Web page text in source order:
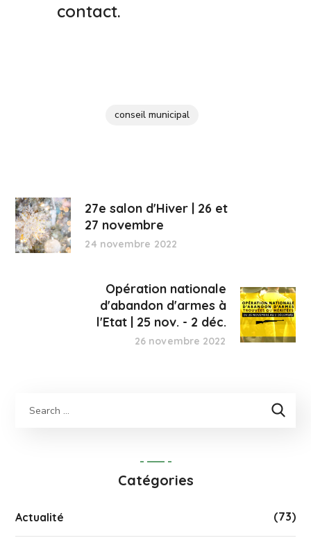
contact.
conseil municipal
27e salon d'Hiver | 26 et
27 novembre
24 novembre 2022
Opération nationale
d'abandon d'armes à
l'Etat | 25 nov. - 2 déc.
26 novembre 2022
Catégories
Actualité (73)